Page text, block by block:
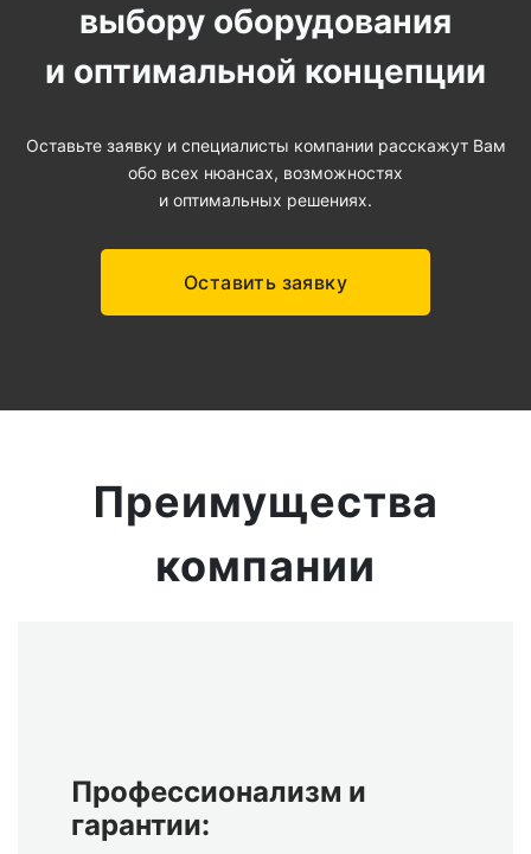
выбору оборудования
и оптимальной концепции
Оставьте заявку и специалисты компании расскажут Вам
обо всех нюансах, возможностях
и оптимальных решениях.
Оставить заявку
Преимущества
компании
Профессионализм и
гарантии: